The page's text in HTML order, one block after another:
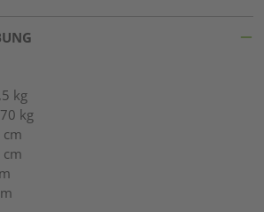
kg
kg
cm
cm